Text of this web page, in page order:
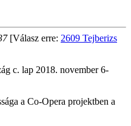
[Válasz erre: 2609 Tejberizs
c. lap 2018. november 6-
a Co-Opera projektben a